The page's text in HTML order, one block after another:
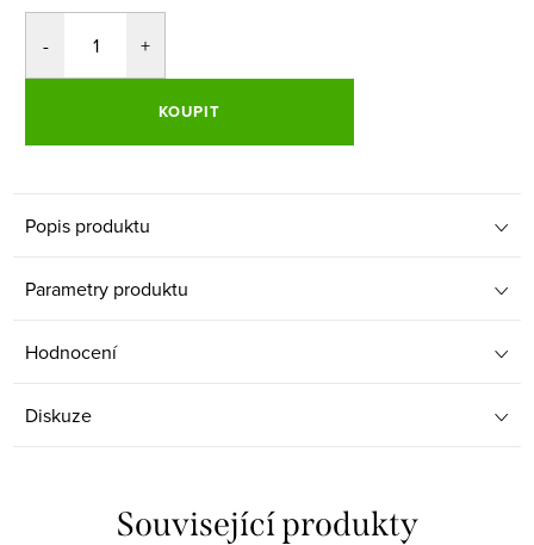
KOUPIT
Popis produktu
Parametry produktu
Hodnocení
Diskuze
Související produkty